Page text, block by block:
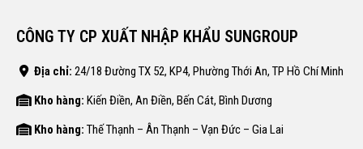
CÔNG TY CP XUẤT NHẬP KHẨU SUNGROUP
Địa chỉ: 24/18 Đường TX 52, KP4, Phường Thới An, TP Hồ Chí Minh
Kho hàng: Kiến Điền, An Điền, Bến Cát, Bình Dương
Kho hàng: Thế Thạnh – Ân Thạnh – Vạn Đức – Gia Lai